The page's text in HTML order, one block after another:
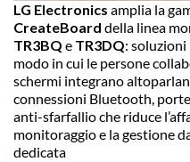
LG Electronics amplia la
CreateBoard della linea
TR3BQ e TR3DQ:
modo in cui le persone
schermi integrano
connessioni Bluetooth,
anti-sfarfallio che riduce
monitoraggio e la gestione
dedicata